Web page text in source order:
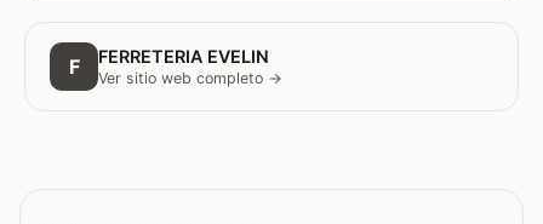
F FERRETERIA EVELIN
Ver sitio web completo →